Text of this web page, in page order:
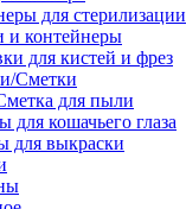
для стерилизации
и контейнеры
для кистей и фрез
Сметки
для пыли
для кошачьего глаза
для выкраски